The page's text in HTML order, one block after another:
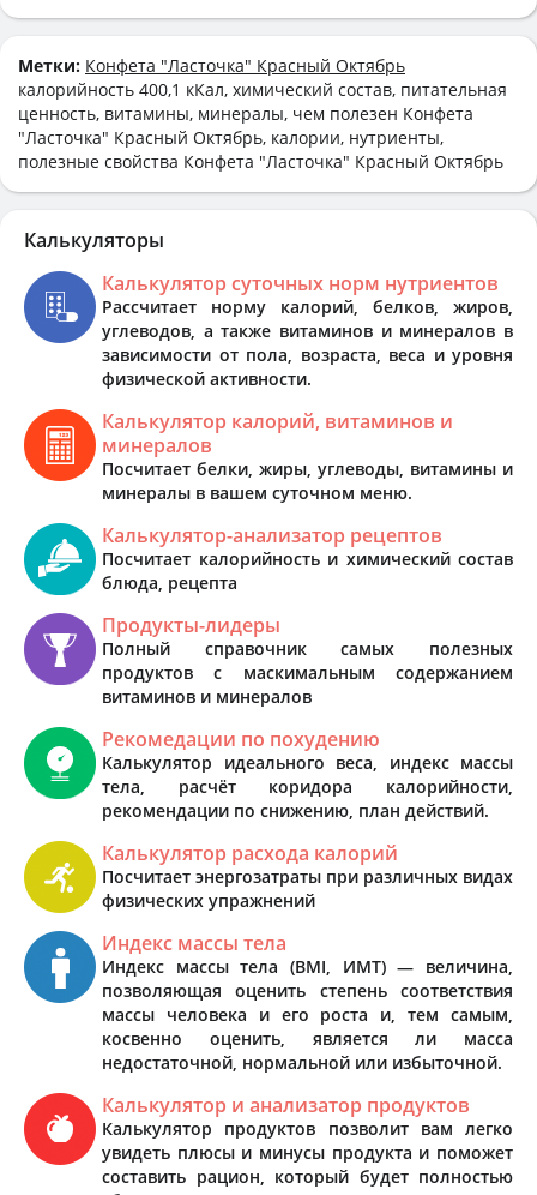
Метки: Конфета "Ласточка" Красный Октябрь
калорийность 400,1 кКал, химический состав, питательная
ценность, витамины, минералы, чем полезен Конфета
"Ласточка" Красный Октябрь, калории, нутриенты,
полезные свойства Конфета "Ласточка" Красный Октябрь
Калькуляторы
Калькулятор суточных норм нутриентов
Рассчитает норму калорий, белков, жиров,
углеводов, а также витаминов и минералов в
зависимости от пола, возраста, веса и уровня
физической активности.
Калькулятор калорий, витаминов и
минералов
Посчитает белки, жиры, углеводы, витамины и
минералы в вашем суточном меню.
Калькулятор-анализатор рецептов
Посчитает калорийность и химический состав
блюда, рецепта
Продукты-лидеры
Полный справочник самых полезных
продуктов с маскимальным содержанием
витаминов и минералов
Рекомедации по похудению
Калькулятор идеального веса, индекс массы
тела, расчёт коридора калорийности,
рекомендации по снижению, план действий.
Калькулятор расхода калорий
Посчитает энергозатраты при различных видах
физических упражнений
Индекс массы тела
Индекс массы тела (BMI, ИМТ) — величина,
позволяющая оценить степень соответствия
массы человека и его роста и, тем самым,
косвенно оценить, является ли масса
недостаточной, нормальной или избыточной.
Калькулятор и анализатор продуктов
Калькулятор продуктов позволит вам легко
увидеть плюсы и минусы продукта и поможет
составить рацион, который будет полностью